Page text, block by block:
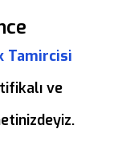
Tamircisi
ve